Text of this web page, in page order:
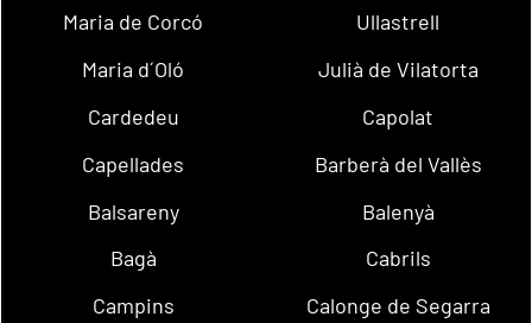
Maria de Corcó
Ullastrell
Maria d´Oló
Julià de Vilatorta
Cardedeu
Capolat
Capellades
Barberà del Vallès
Balsareny
Balenyà
Bagà
Cabrils
Campins
Calonge de Segarra